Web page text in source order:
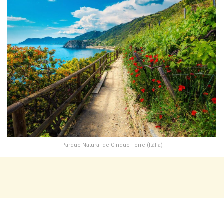
Parque Natural de Cinque Terre (Itália)